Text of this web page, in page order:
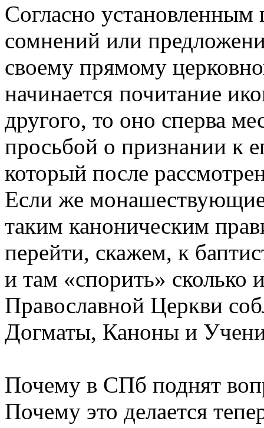
Согласно
сомнений или
своему прямому
начинается почитание
другого, то оно сперва
просьбой о признании к
который после
Если же
таким каноническим
перейти, скажем, к
и там «спорить» сколько
Православной Церкви
Догматы, Каноны и
Почему в СПб поднят
Почему это делается